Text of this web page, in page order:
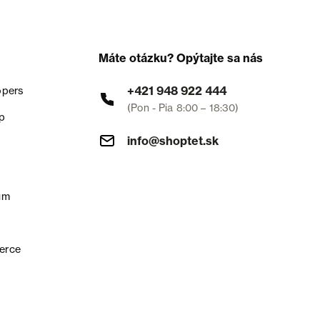
Máte otázku? Opýtajte sa nás
+421 948 922 444
(Pon - Pia 8:00 – 18:30)
info@shoptet.sk